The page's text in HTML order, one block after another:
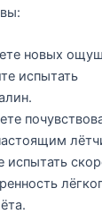
новых
испытать
испытать